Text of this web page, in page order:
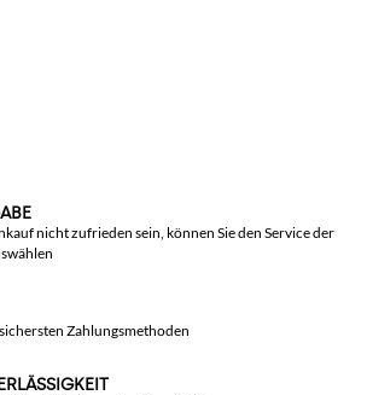
nicht zufrieden sein, können Sie den Service der
Zahlungsmethoden